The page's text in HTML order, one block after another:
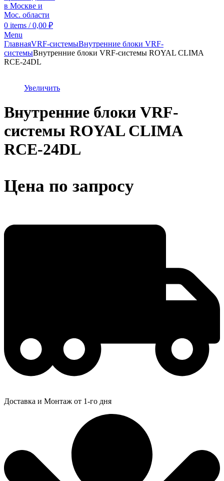
0 items / 0,00 ₽
Menu
ГлавнаяVRF-системыВнутренние блоки VRF-
cистемыВнутренние блоки VRF-cистемы ROYAL CLIMA
RCE-24DL
Увеличить
Внутренние блоки VRF-
cистемы ROYAL CLIMA
RCE-24DL
Цена по запросу
Доставка и Монтаж от 1-го дня